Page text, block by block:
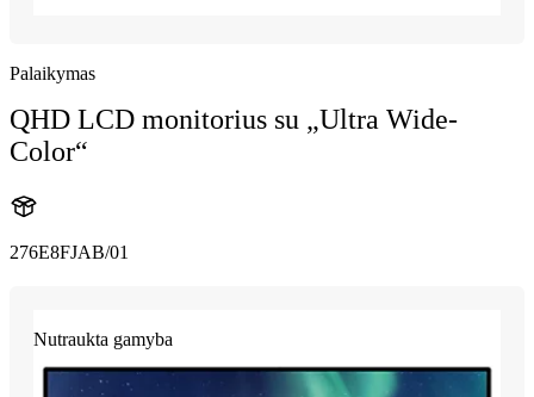
Palaikymas
QHD LCD monitorius su „Ultra Wide-
Color“
276E8FJAB/01
Nutraukta gamyba